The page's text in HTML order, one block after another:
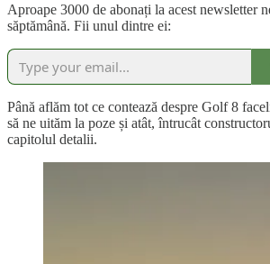
Aproape 3000 de abonați la acest newsletter
săptămână. Fii unul dintre ei:
Până aflăm tot ce contează despre Golf 8
să ne uităm la poze și atât, întrucât
capitolul detalii.